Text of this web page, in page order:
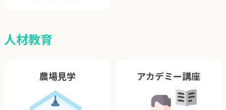
人材教育
農場見学 アカデミー講座